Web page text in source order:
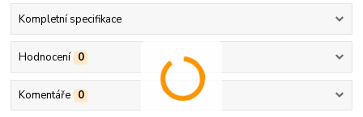
Kompletní specifikace
Hodnocení 0
Komentáře 0